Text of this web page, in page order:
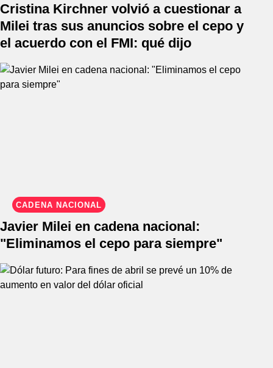
Cristina Kirchner volvió a cuestionar a
Milei tras sus anuncios sobre el cepo y
el acuerdo con el FMI: qué dijo
CADENA NACIONAL
Javier Milei en cadena nacional:
"Eliminamos el cepo para siempre"